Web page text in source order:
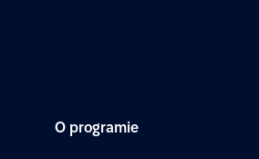
O programie